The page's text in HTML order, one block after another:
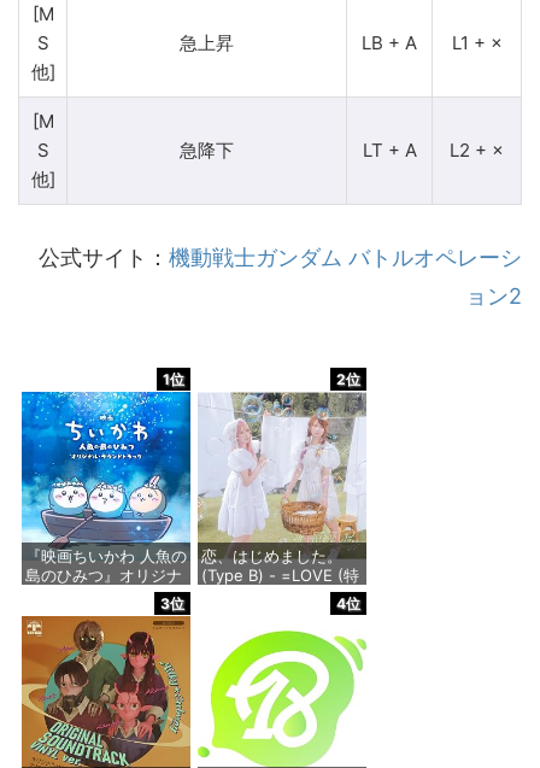
[M
S
他]
急上昇 LB + A L1 + ×
[M
S
他]
急降下 LT + A L2 + ×
公式サイト： 機動戦士ガンダム バトルオペレーシ
ョン2
1位
『映画ちいかわ 人魚の
島のひみつ』オリジナ
ル・サウンドトラック
価格：¥3,300
2位
恋、はじめました。
(Type B) - =LOVE (特
価格：¥1,818
3位 4位